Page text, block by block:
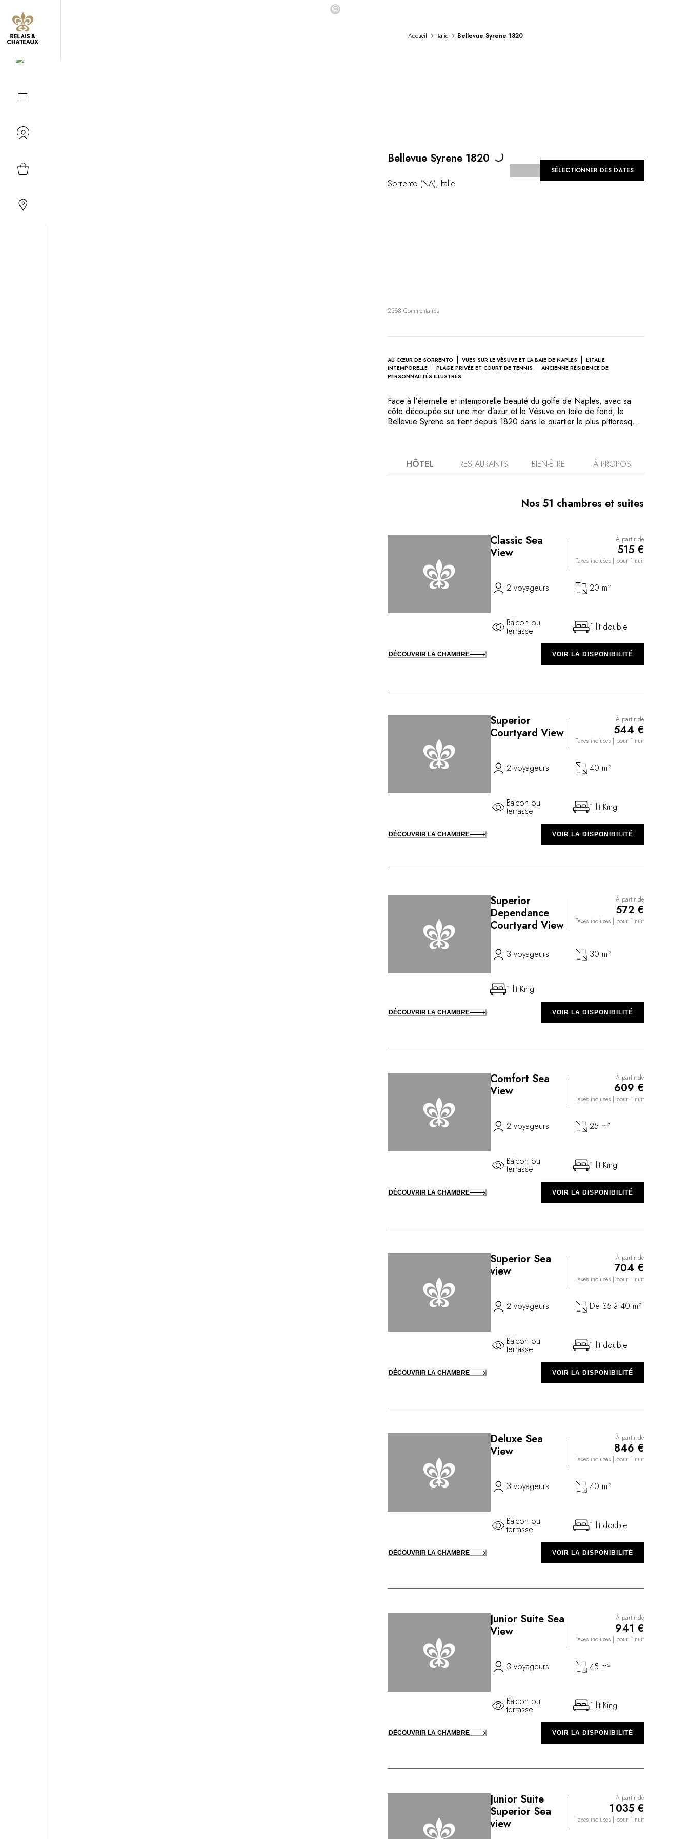
©
Accueil Italie Bellevue Syrene 1820
Bellevue Syrene 1820 Loading...
Sorrento (NA), Italie
SÉLECTIONNER DES DATES
2368 Commentaires
AU CŒUR DE SORRENTO VUES SUR LE VÉSUVE ET LA BAIE DE NAPLES
L'ITALIE
INTEMPORELLE
PLAGE PRIVÉE ET COURT DE TENNIS
ANCIENNE RÉSIDENCE DE
PERSONNALITÉS ILLUSTRES
Face à l'éternelle et intemporelle beauté du golfe de Naples, avec sa
côte découpée sur une mer d’azur et le Vésuve en toile de fond, le
Bellevue Syrene se tient depuis 1820 dans le quartier le plus pittoresque
extraordinaire: les bassins aux nénuphars évoquent l’époque romaine, et
les murs sont ornés de fresques représentant ses hôtes célèbres. La
HÔTEL RESTAURANTS BIEN-ÊTRE À PROPOS
Nos 51 chambres et suites
Classic Sea
View
À partir de
515 €
Taxes incluses | pour 1 nuit
2 voyageurs 20 m²
Balcon ou
terrasse 1 lit double
DÉCOUVRIR LA CHAMBRE VOIR LA DISPONIBILITÉ
Superior
Courtyard View
À partir de
544 €
Taxes incluses | pour 1 nuit
2 voyageurs 40 m²
Balcon ou
terrasse 1 lit King
DÉCOUVRIR LA CHAMBRE VOIR LA DISPONIBILITÉ
Superior
Dependance
Courtyard View
À partir de
572 €
Taxes incluses | pour 1 nuit
3 voyageurs 30 m²
1 lit King
DÉCOUVRIR LA CHAMBRE VOIR LA DISPONIBILITÉ
Comfort Sea
View
À partir de
609 €
Taxes incluses | pour 1 nuit
2 voyageurs 25 m²
Balcon ou
terrasse 1 lit King
DÉCOUVRIR LA CHAMBRE VOIR LA DISPONIBILITÉ
Superior Sea
view
À partir de
704 €
Taxes incluses | pour 1 nuit
2 voyageurs De 35 à 40 m²
Balcon ou
terrasse 1 lit double
DÉCOUVRIR LA CHAMBRE VOIR LA DISPONIBILITÉ
Deluxe Sea
View
À partir de
846 €
Taxes incluses | pour 1 nuit
3 voyageurs 40 m²
Balcon ou
terrasse 1 lit double
DÉCOUVRIR LA CHAMBRE VOIR LA DISPONIBILITÉ
Junior Suite Sea
View
À partir de
941 €
Taxes incluses | pour 1 nuit
3 voyageurs 45 m²
Balcon ou
terrasse 1 lit King
DÉCOUVRIR LA CHAMBRE VOIR LA DISPONIBILITÉ
Junior Suite
Superior Sea
view
À partir de
1 035 €
Taxes incluses | pour 1 nuit